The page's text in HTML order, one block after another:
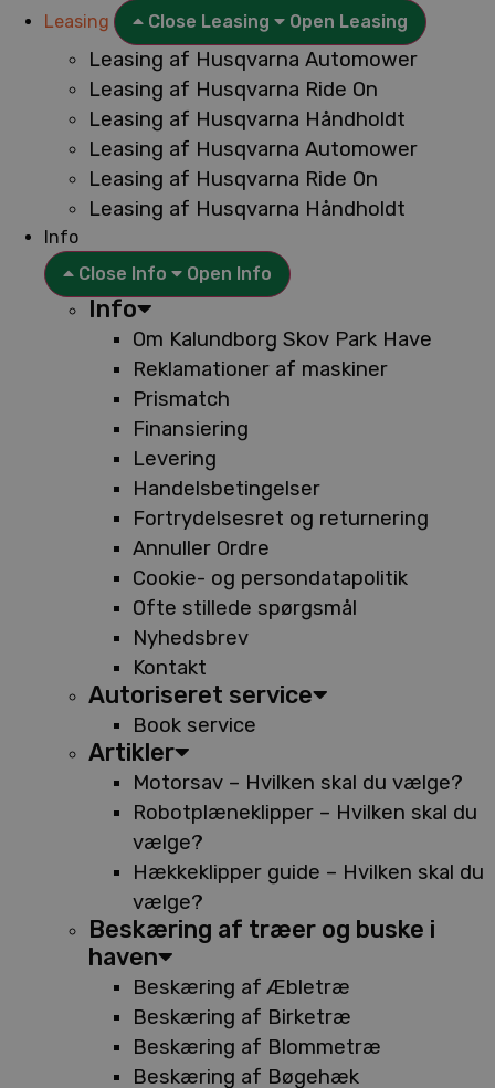
Leasing
Close Leasing Open Leasing
Leasing af Husqvarna Automower
Leasing af Husqvarna Ride On
Leasing af Husqvarna Håndholdt
Leasing af Husqvarna Automower
Leasing af Husqvarna Ride On
Leasing af Husqvarna Håndholdt
Info
Close Info
Open Info
Info
Om Kalundborg Skov Park Have
Reklamationer af maskiner
Prismatch
Finansiering
Levering
Handelsbetingelser
Fortrydelsesret og returnering
Annuller Ordre
Cookie- og persondatapolitik
Ofte stillede spørgsmål
Nyhedsbrev
Kontakt
Autoriseret service
Book service
Artikler
Motorsav – Hvilken skal du vælge?
Robotplæneklipper – Hvilken skal du
vælge?
Hækkeklipper guide – Hvilken skal du
vælge?
Beskæring af træer og buske i
haven
Beskæring af Æbletræ
Beskæring af Birketræ
Beskæring af Blommetræ
Beskæring af Bøgehæk